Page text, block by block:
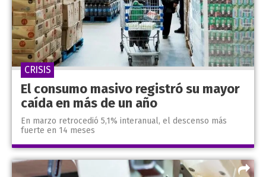
El consumo masivo registró su mayor
caída en más de un año
En marzo retrocedió 5,1% interanual, el descenso más
fuerte en 14 meses
CRISIS